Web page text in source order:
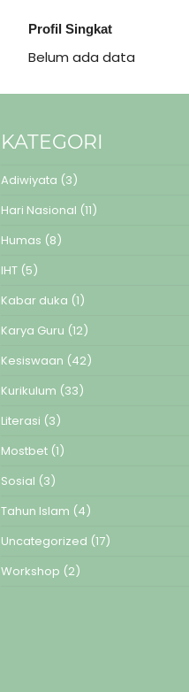
Profil Singkat
Belum ada data
KATEGORI
Adiwiyata (3)
Hari Nasional (11)
Humas (8)
IHT(5)
Kabar duka (1)
Karya Guru (12)
Kesiswaan (42)
Kurikulum (33)
Literasi (3)
Mostbet(1)
Sosial (3)
Tahun Islam (4)
Uncategorized (17)
Workshop (2)